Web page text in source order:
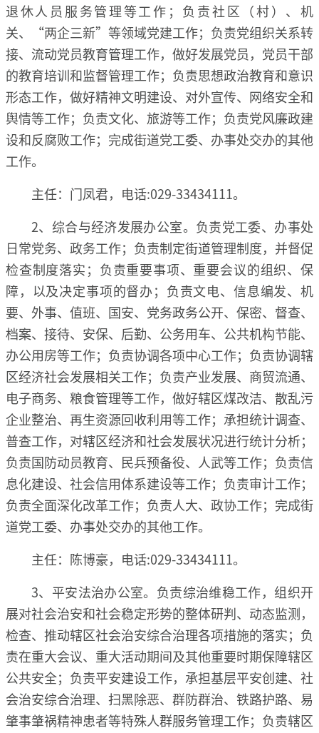
退休人员服务管理等工作；负责社区（村）、机
关、“两企三新”等领域党建工作；负责党组织关系转
接、流动党员教育管理工作，做好发展党员，党员干部
的教育培训和监督管理工作；负责思想政治教育和意识
形态工作，做好精神文明建设、对外宣传、网络安全和
舆情等工作；负责文化、旅游等工作；负责党风廉政建
设和反腐败工作；完成街道党工委、办事处交办的其他
工作。
主任：门凤君，电话:029-33434111。
2、综合与经济发展办公室。负责党工委、办事处
日常党务、政务工作；负责制定街道管理制度，并督促
检查制度落实；负责重要事项、重要会议的组织、保
障，以及决定事项的督办；负责文电、信息编发、机
要、外事、值班、国安、党务政务公开、保密、督查、
档案、接待、安保、后勤、公务用车、公共机构节能、
办公用房等工作；负责协调各项中心工作；负责协调辖
区经济社会发展相关工作；负责产业发展、商贸流通、
电子商务、粮食管理等工作，做好辖区煤改洁、散乱污
企业整治、再生资源回收利用等工作；承担统计调查、
普查工作，对辖区经济和社会发展状况进行统计分析；
负责国防动员教育、民兵预备役、人武等工作；负责信
息化建设、社会信用体系建设等工作；负责审计工作；
负责全面深化改革工作；负责人大、政协工作；完成街
道党工委、办事处交办的其他工作。
主任：陈博豪，电话:029-33434111。
3、平安法治办公室。负责综治维稳工作，组织开
展对社会治安和社会稳定形势的整体研判、动态监测，
检查、推动辖区社会治安综合治理各项措施的落实；负
责在重大会议、重大活动期间及其他重要时期保障辖区
公共安全；负责平安建设工作，承担基层平安创建、社
会治安综合治理、扫黑除恶、群防群治、铁路护路、易
肇事肇祸精神患者等特殊人群服务管理工作；负责辖区